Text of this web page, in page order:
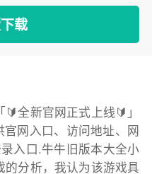
载
全新官网正式上线🔰」
网入口、访问地址、网
入口.牛牛旧版本大全小
分析，我认为该游戏具